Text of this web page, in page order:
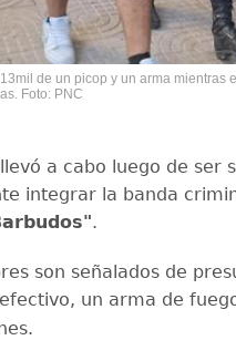
de un picop y un arma mientras
Foto: PNC
a cabo luego de ser
integrar la banda
.
son señalados de
un arma de